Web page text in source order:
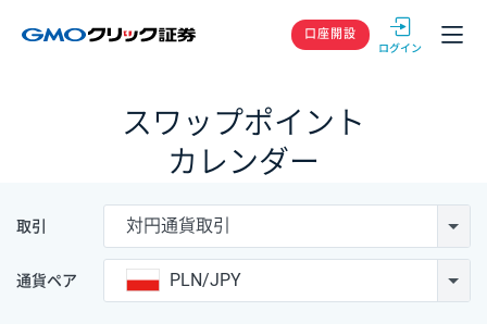
GMOクリック
口座開設
スワップポイント
カレンダー
取引 対円通貨取引
通貨ペア PLN/JPY